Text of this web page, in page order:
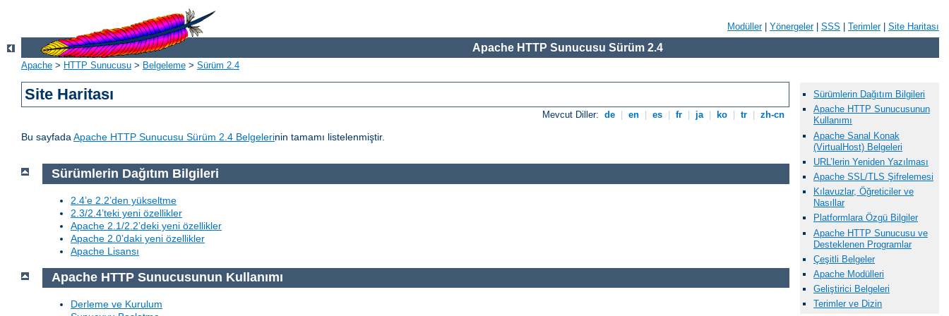
Modüller| Yönergeler| SSS Terimler| Site Haritası
Apache HTTP Sunucusu Sürüm 2.4
Apache > HTTP Sunucusu > Belgeleme > Sürüm 2.4
Site Haritası
Mevcut Diller: de en es fr ja ko tr zh-cn
Bu sayfadaApache HTTP Sunucusu Sürüm 2.4 Belgelerinin tamamı listelenmiştir.
Sürümlerin Dağıtım Bilgileri
Apache HTTP Sunucusunun
Kullanımı
Apache Sanal Konak
(VirtualHost) Belgeleri
URL’lerin Yeniden Yazılması
Apache SSL/TLS Şifrelemesi
Kılavuzlar, Öğreticiler ve
Nasıllar
Platformlara Özgü Bilgiler
Apache HTTP Sunucusu ve
Desteklenen Programlar
Çeşitli Belgeler
Apache Modülleri
Geliştirici Belgeleri
Terimler ve Dizin
Sürümlerin Dağıtım Bilgileri
2.4’e 2.2’den yükseltme
2.3/2.4’teki yeni özellikler
Apache 2.1/2.2’deki yeni özellikler
Apache 2.0’daki yeni özellikler
Apache Lisansı
Apache HTTP Sunucusunun Kullanımı
Derleme ve Kurulum